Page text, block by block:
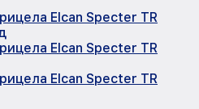
Elcan Specter TR
Elcan Specter TR
Elcan Specter TR